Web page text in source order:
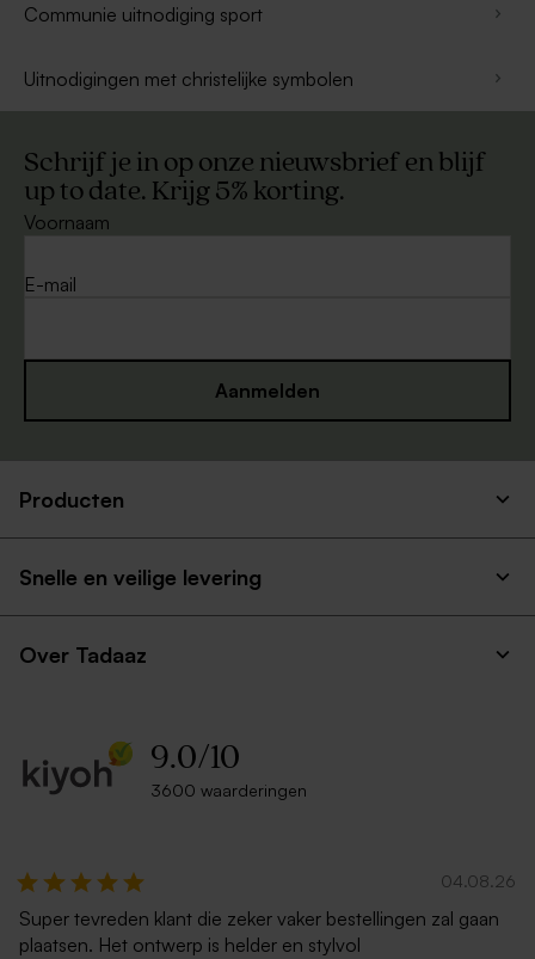
Communie uitnodiging sport
Uitnodigingen met christelijke symbolen
Schrijf je in op onze nieuwsbrief en blijf
up to date. Krijg 5% korting.
Voornaam
E-mail
Aanmelden
Producten
Snelle en veilige levering
Over Tadaaz
9.0/10
3600 waarderingen
04.08.26
Super tevreden klant die zeker vaker bestellingen zal gaan
plaatsen. Het ontwerp is helder en stylvol